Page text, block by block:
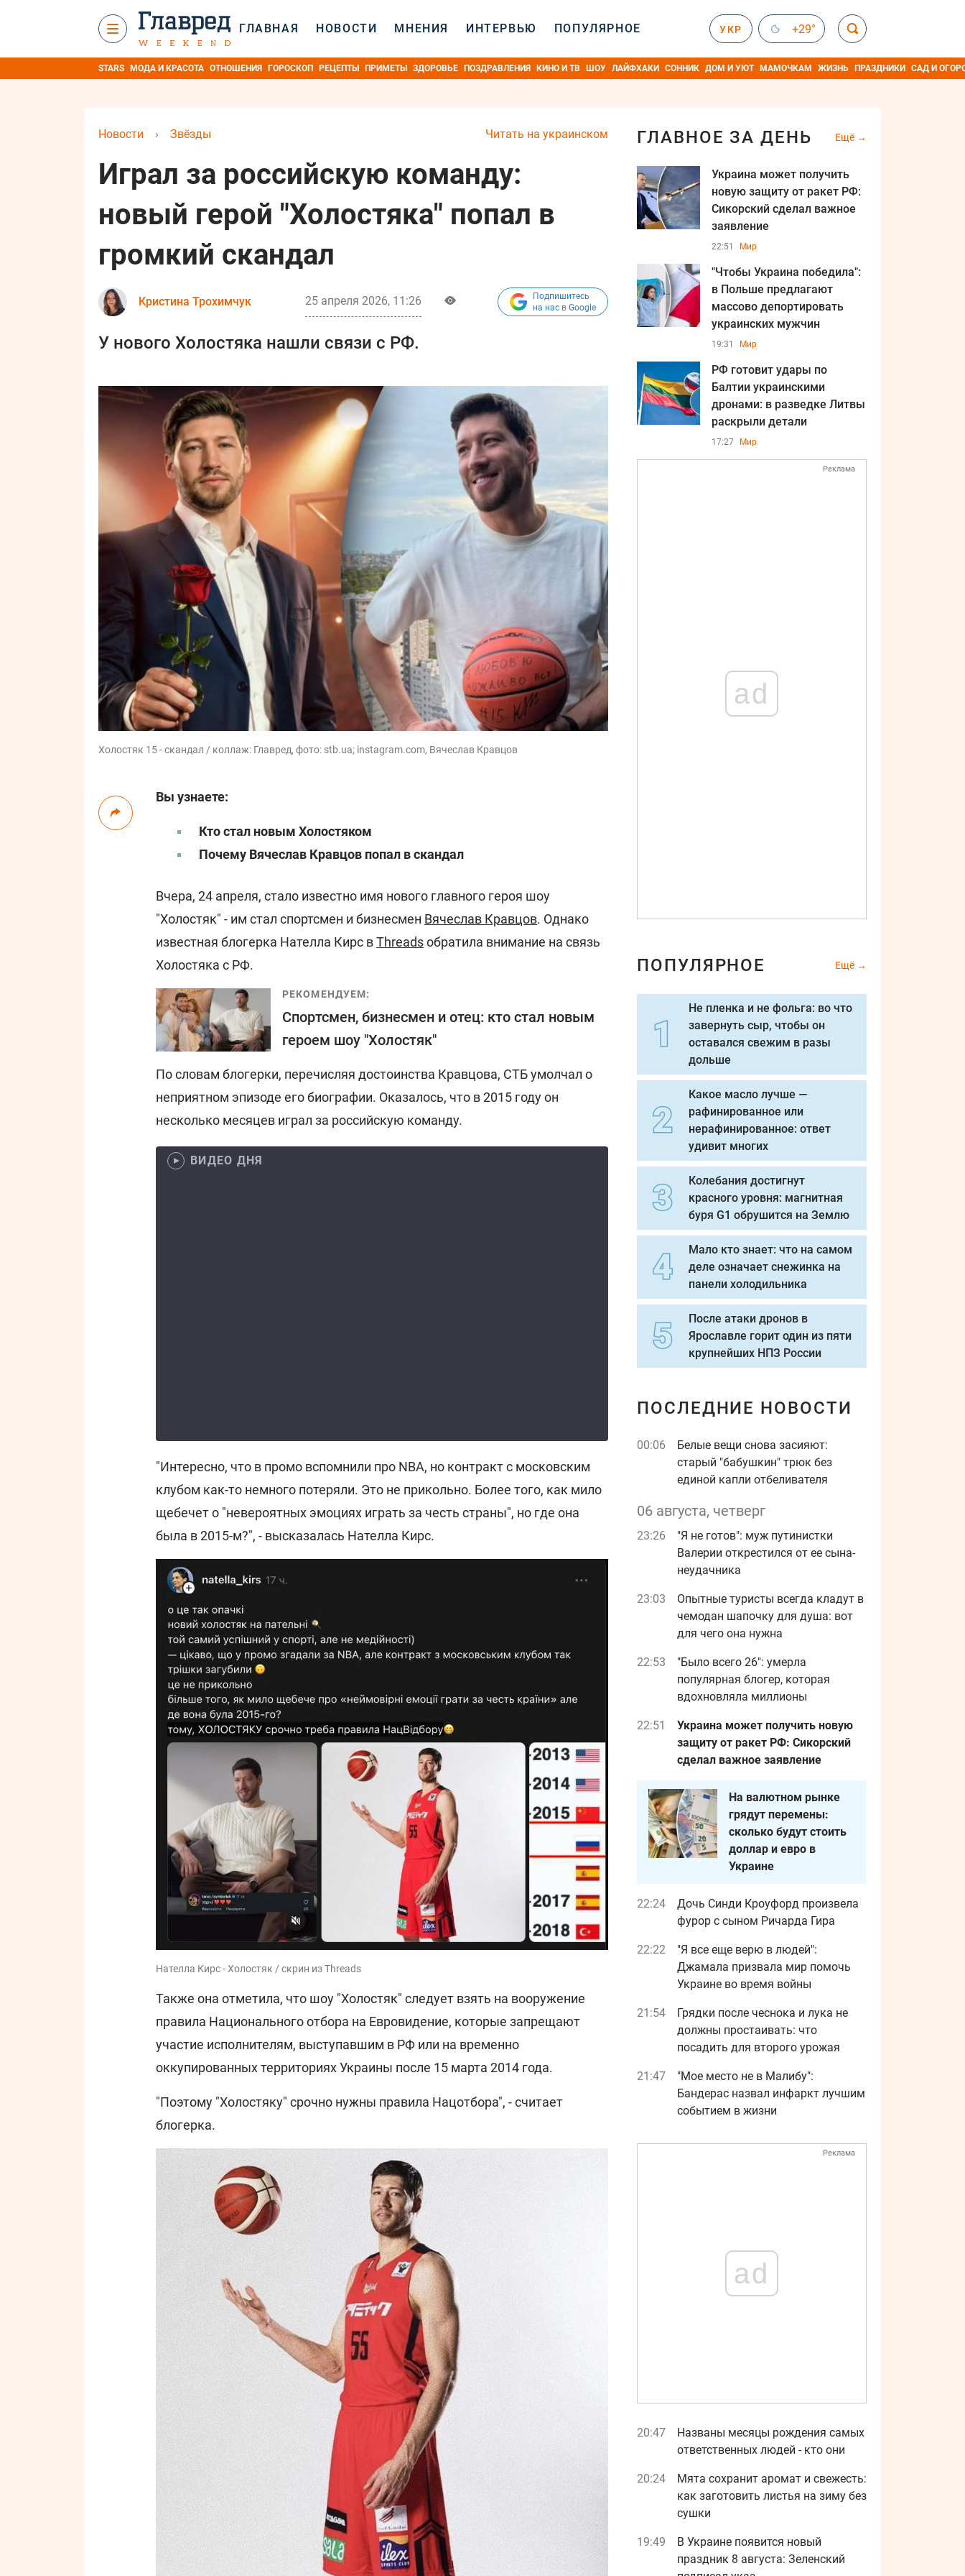
ГЛАВНАЯ НОВОСТИ МНЕНИЯ ИНТЕРВЬЮ ПОПУЛЯРНОЕ УКР +29°
STARS МОДА И КРАСОТА ОТНОШЕНИЯ ГОРОСКОП РЕЦЕПТЫ ПРИМЕТЫ ЗДОРОВЬЕ ПОЗДРАВЛЕНИЯ КИНО И ТВ ШОУ ЛАЙФХАКИ СОННИК ДОМ И УЮТ МАМОЧКАМ ЖИЗНЬ ПРАЗДНИКИ САД И
Читать на украинском
Новости › Звёзды
Играл за российскую команду:
новый герой "Холостяка" попал в
громкий скандал
Кристина Трохимчук 25 апреля 2026, 11:26
Подпишитесь
на нас в Google
У нового Холостяка нашли связи с РФ.
Холостяк 15 - скандал / коллаж: Главред, фото: stb.ua; instagram.com, Вячеслав Кравцов
Вы узнаете:
Кто стал новым Холостяком
Почему Вячеслав Кравцов попал в скандал
Вчера, 24 апреля, стало известно имя нового главного героя шоу
"Холостяк" - им стал спортсмен и бизнесмен Вячеслав Кравцов. Однако
известная блогерка Нателла Кирс вThreadsобратила внимание на связь
Холостяка с РФ.
РЕКОМЕНДУЕМ:
Спортсмен, бизнесмен и отец: кто стал новым
героем шоу "Холостяк"
По словам блогерки, перечисляя достоинства Кравцова, СТБ умолчал о
неприятном эпизоде его биографии. Оказалось, что в 2015 году он
несколько месяцев играл за российскую команду.
ВИДЕО ДНЯ
"Интересно, что в промо вспомнили про NBA, но контракт с московским
клубом как-то немного потеряли. Это не прикольно. Более того, как мило
щебечет о "невероятных эмоциях играть за честь страны", но где она
была в 2015-м?", - высказалась Нателла Кирс.
Нателла Кирс - Холостяк / скрин из Threads
Также она отметила, что шоу "Холостяк" следует взять на вооружение
правила Национального отбора на Евровидение, которые запрещают
участие исполнителям, выступавшим в РФ или на временно
оккупированных территориях Украины после 15 марта 2014 года.
"Поэтому "Холостяку" срочно нужны правила Нацотбора", - считает
блогерка.
ГЛАВНОЕ ЗА ДЕНЬ Ещё
Украина может получить
новую защиту от ракет РФ:
Сикорский сделал важное
заявление
22:51 Мир
"Чтобы Украина победила":
в Польше предлагают
массово депортировать
украинских мужчин
19:31 Мир
РФ готовит удары по
Балтии украинскими
дронами: в разведке Литвы
раскрыли детали
17:27 Мир
Реклама
ad
ПОПУЛЯРНОЕ Ещё
Не пленка и не фольга: во что
завернуть сыр, чтобы он
оставался свежим в разы
дольше
Какое масло лучше —
рафинированное или
нерафинированное: ответ
удивит многих
Колебания достигнут
красного уровня: магнитная
буря G1 обрушится на Землю
Мало кто знает: что на самом
деле означает снежинка на
панели холодильника
После атаки дронов в
Ярославле горит один из пяти
крупнейших НПЗ России
ПОСЛЕДНИЕ НОВОСТИ
00:06
Белые вещи снова засияют:
старый "бабушкин" трюк без
единой капли отбеливателя
06 августа, четверг
23:26
"Я не готов": муж путинистки
Валерии открестился от ее сына-
неудачника
23:03
Опытные туристы всегда кладут в
чемодан шапочку для душа: вот
для чего она нужна
22:53
"Было всего 26": умерла
популярная блогер, которая
вдохновляла миллионы
22:51
Украина может получить новую
защиту от ракет РФ: Сикорский
сделал важное заявление
На валютном рынке
грядут перемены:
сколько будут стоить
доллар и евро в
Украине
22:24
Дочь Синди Кроуфорд произвела
фурор с сыном Ричарда Гира
22:22
"Я все еще верю в людей":
Джамала призвала мир помочь
Украине во время войны
21:54
Грядки после чеснока и лука не
должны простаивать: что
посадить для второго урожая
21:47
"Мое место не в Малибу":
Бандерас назвал инфаркт лучшим
событием в жизни
Реклама
ad
20:47
Названы месяцы рождения самых
ответственных людей - кто они
20:24
Мята сохранит аромат и свежесть:
как заготовить листья на зиму без
сушки
19:49
В Украине появится новый
праздник 8 августа: Зеленский